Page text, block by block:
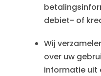
debiet- of
Wij
over uw
informatie uit